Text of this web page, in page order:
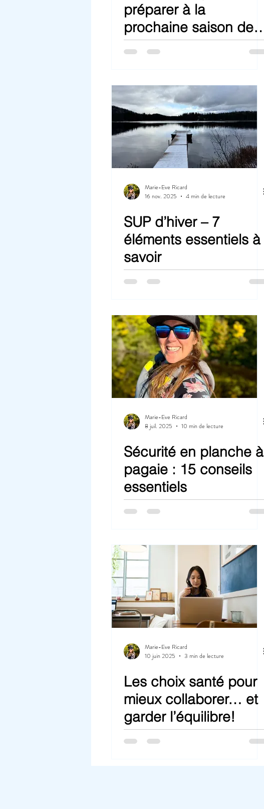
préparer à la
prochaine saison de
planche à pagaie
Marie-Eve Ricard
16 nov. 2025
4 min de lecture
SUP d’hiver – 7
éléments essentiels à
savoir
Marie-Eve Ricard
8 juil. 2025
10 min de lecture
Sécurité en planche à
pagaie : 15 conseils
essentiels
Marie-Eve Ricard
10 juin 2025
3 min de lecture
Les choix santé pour
mieux collaborer… et
garder l’équilibre!